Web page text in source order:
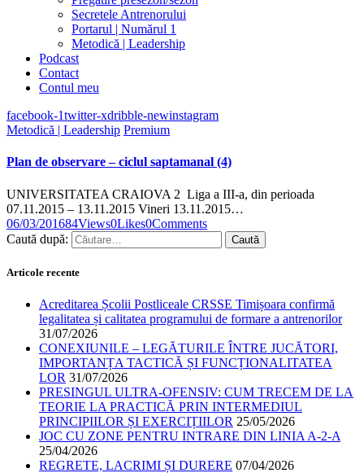
Secretele Antrenorului
Portarul | Numărul 1
Metodică | Leadership
Podcast
Contact
Contul meu
facebook-1twitter-xdribble-newinstagram
Metodică | Leadership Premium
Plan de observare – ciclul saptamanal (4)
UNIVERSITATEA CRAIOVA 2 Liga a III-a, din perioada
07.11.2015 – 13.11.2015 Vineri 13.11.2015…
06/03/201684Views0Likes0Comments
Caută după:
Articole recente
Acreditarea Școlii Postliceale CRSSE Timișoara confirmă
legalitatea și calitatea programului de formare a antrenorilor
31/07/2026
CONEXIUNILE – LEGĂTURILE ÎNTRE JUCĂTORI,
IMPORTANȚA TACTICĂ ȘI FUNCȚIONALITATEA
LOR 31/07/2026
PRESINGUL ULTRA-OFENSIV: CUM TRECEM DE LA
TEORIE LA PRACTICĂ PRIN INTERMEDIUL
PRINCIPIILOR ȘI EXERCIȚIILOR 25/05/2026
JOC CU ZONE PENTRU INTRARE DIN LINIA A-2-A
25/04/2026
REGRETE, LACRIMI ȘI DURERE 07/04/2026